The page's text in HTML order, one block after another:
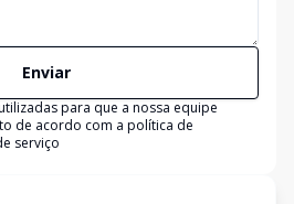
Enviar
para que a nossa equipe
de acordo com a política de
serviço